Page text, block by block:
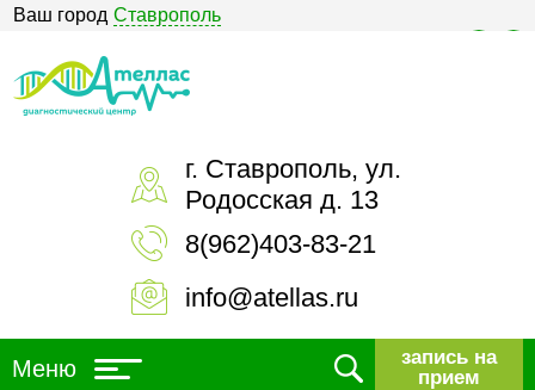
Ваш город Ставрополь
г. Ставрополь, ул.
Родосская д. 13
8(962)403-83-21
info@atellas.ru
Меню
запись на
прием